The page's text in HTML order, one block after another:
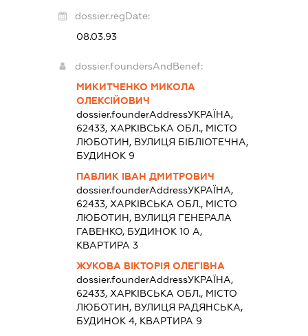
dossier.regDate:
08.03.93
dossier.foundersAndBenef:
МИКИТЧЕНКО МИКОЛА
ОЛЕКСІЙОВИЧ
dossier.founderAddressУКРАЇНА,
62433, ХАРКІВСЬКА ОБЛ., МІСТО
ЛЮБОТИН, ВУЛИЦЯ БІБЛІОТЕЧНА,
БУДИНОК 9
ПАВЛИК ІВАН ДМИТРОВИЧ
dossier.founderAddressУКРАЇНА,
62433, ХАРКІВСЬКА ОБЛ., МІСТО
ЛЮБОТИН, ВУЛИЦЯ ГЕНЕРАЛА
ГАВЕНКО, БУДИНОК 10 А,
КВАРТИРА 3
ЖУКОВА ВІКТОРІЯ ОЛЕГІВНА
dossier.founderAddressУКРАЇНА,
62433, ХАРКІВСЬКА ОБЛ., МІСТО
ЛЮБОТИН, ВУЛИЦЯ РАДЯНСЬКА,
БУДИНОК 4, КВАРТИРА 9